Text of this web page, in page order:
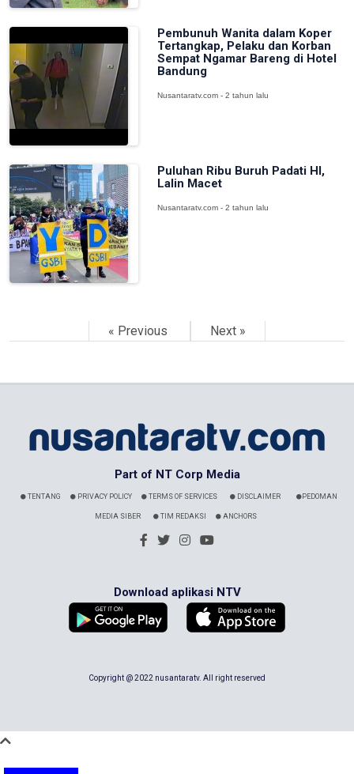
Pembunuh Wanita dalam Koper
Tertangkap, Pelaku dan Korban
Sempat Ngamar Bareng di Hotel
Bandung
Nusantaratv.com - 2 tahun lalu
Puluhan Ribu Buruh Padati HI,
Lalin Macet
Nusantaratv.com - 2 tahun lalu
« Previous Next »
Part of NT Corp Media
TENTANG PRIVACY POLICY TERMS OF SERVICES DISCLAIMER PEDOMAN
MEDIA SIBER TIM REDAKSI ANCHORS
Download aplikasi NTV
Copyright @ 2022 nusantaratv. All right reserved